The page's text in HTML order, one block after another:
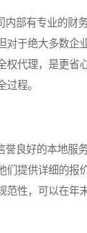
部有专业的财
于绝大多数企
代理，是更省
程。
良好的本地服
提供详细的报
性，可以在年